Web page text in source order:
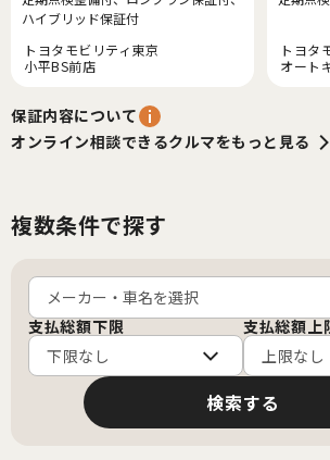
ハイブリッド保証付
トヨタモビリティ東京
小平BS前店
トヨタ
オート
保証内容について
オンライン相談できるクルマをもっと見る
複数条件で探す
メーカー・車名を選択
支払総額下限
支払総額上